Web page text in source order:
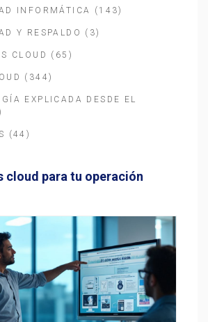
INFORMÁTICA (143)
Y RESPALDO (3)
CLOUD (65)
(344)
EXPLICADA DESDE EL
(44)
cloud para tu operación